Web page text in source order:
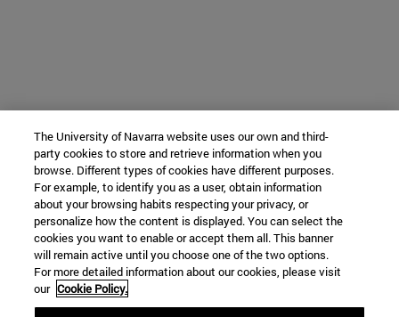
The University of Navarra website uses our own and third-
party cookies to store and retrieve information when you
browse. Different types of cookies have different purposes.
For example, to identify you as a user, obtain information
about your browsing habits respecting your privacy, or
personalize how the content is displayed. You can select the
cookies you want to enable or accept them all. This banner
will remain active until you choose one of the two options.
For more detailed information about our cookies, please visit
our Cookie Policy.